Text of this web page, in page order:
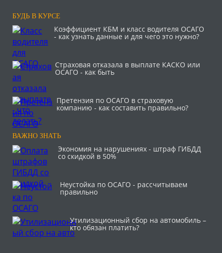
БУДЬ В КУРСЕ
Коэффициент КБМ и класс водителя ОСАГО
- как узнать данные и для чего это нужно?
Страховая отказала в выплате КАСКО или
ОСАГО - как быть
Претензия по ОСАГО в страховую
компанию - как составить правильно?
ВАЖНО ЗНАТЬ
Экономия на нарушениях - штраф ГИБДД
со скидкой в 50%
Неустойка по ОСАГО - рассчитываем
правильно
Утилизационный сбор на автомобиль –
кто обязан платить?